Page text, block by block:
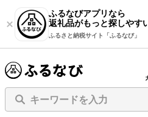
ふるなびアプリなら
返礼品がもっと探しやす
ふるさと納税サイト「ふるなび」
キーワードを入力